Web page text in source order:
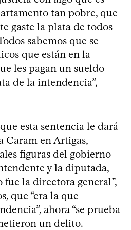
tan pobre, que
gaste la plata de todos
sabemos que se
que están en la
les pagan un sueldo
de la intendencia”,
esta sentencia le dará
Caram en Artigas,
figuras del gobierno
y la diputada,
la directora general”,
que “era la que
ahora “se prueba
un delito.